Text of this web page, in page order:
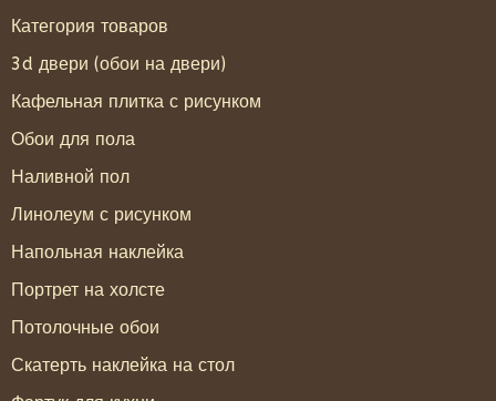
Категория товаров
3d двери (обои на двери)
Кафельная плитка с рисунком
Обои для пола
Наливной пол
Линолеум с рисунком
Напольная наклейка
Портрет на холсте
Потолочные обои
Скатерть наклейка на стол